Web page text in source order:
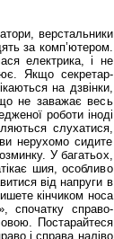
верстальники
за комп’ютером.
електрика, і не
Якщо секретар-
на дзвінки,
не заважає весь
роботи іноді
слухатися,
нерухомо сидите
У багатьох,
шия, особливо
від напруги в
кінчиком носа
спочатку справо-
Постарайтеся
і справа наліво